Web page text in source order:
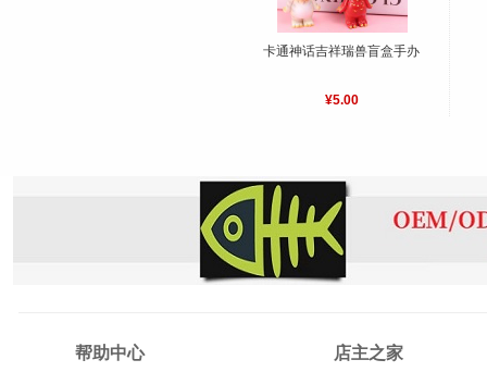
卡通神话吉祥瑞兽盲盒手办
¥5.00
帮助中心 店主之家